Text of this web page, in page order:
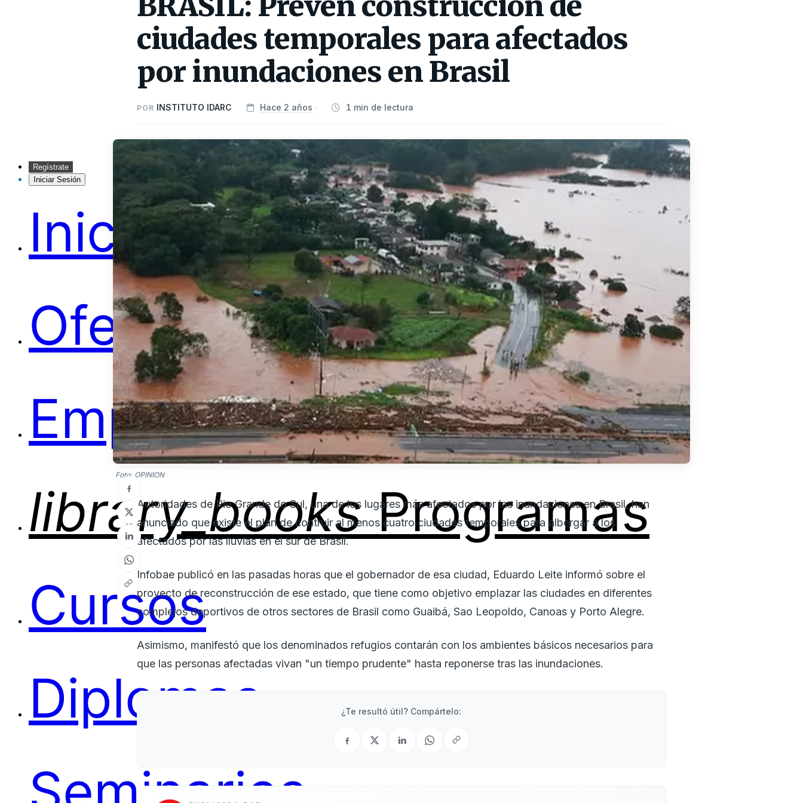
Regístrate
Iniciar Sesión
Inicio
Ofertas
Empleos
library_books Programas
Cursos
Diplomas
ciudades temporales para afectados
por inundaciones en Brasil
POR INSTITUTO IDARC Hace 2 años · 1 min de lectura
Foto: OPINION
Autoridades de Rio Grande do Sul, una de los lugares más afectados por las inundaciones en Brasil, han
anunciado que existe el plan de contruir al menos cuatro ciudades temporales para albergar a los
afectados por las lluvias en el sur de Brasil.
Infobae publicó en las pasadas horas que el gobernador de esa ciudad, Eduardo Leite informó sobre el
proyecto de reconstrucción de ese estado, que tiene como objetivo emplazar las ciudades en diferentes
complejos deportivos de otros sectores de Brasil como Guaibá, Sao Leopoldo, Canoas y Porto Alegre.
Asimismo, manifestó que los denominados refugios contarán con los ambientes básicos necesarios para
que las personas afectadas vivan "un tiempo prudente" hasta reponerse tras las inundaciones.
¿Te resultó útil? Compártelo: